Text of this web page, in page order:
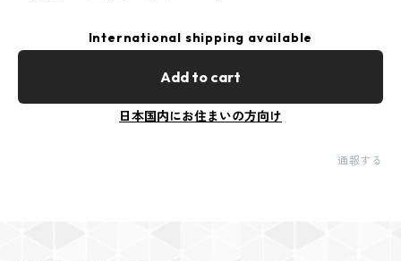
International shipping available
Add to cart
日本国内にお住まいの方向け
通報する